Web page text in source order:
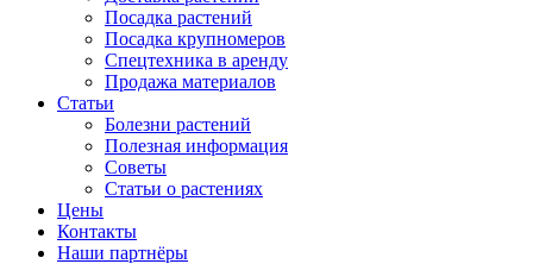
Посадка растений
Посадка крупномеров
Спецтехника в аренду
Продажа материалов
Статьи
Болезни растений
Полезная информация
Советы
Статьи о растениях
Цены
Контакты
Наши партнёры